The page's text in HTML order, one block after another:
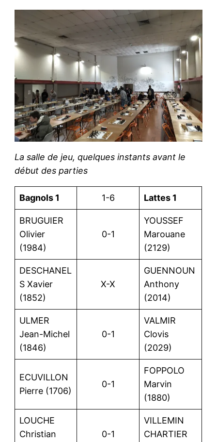
La salle de jeu, quelques instants avant le
début des parties
Bagnols 1 1-6 Lattes 1
BRUGUIER
Olivier
(1984)
0-1
YOUSSEF
Marouane
(2129)
DESCHANEL
S Xavier
(1852)
X-X
GUENNOUN
Anthony
(2014)
ULMER
Jean-Michel
(1846)
0-1
VALMIR
Clovis
(2029)
ECUVILLON
Pierre (1706)
0-1
FOPPOLO
Marvin
(1880)
LOUCHE
Christian
0-1
VILLEMIN
CHARTIER